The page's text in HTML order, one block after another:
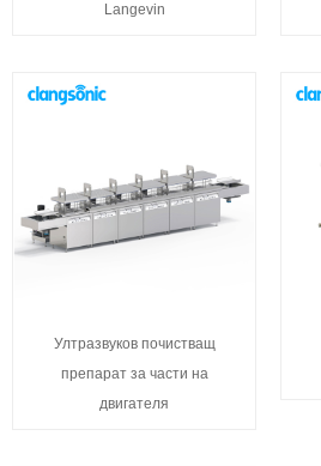
Langevin
Ултразвуков почистващ
препарат за части на
двигателя